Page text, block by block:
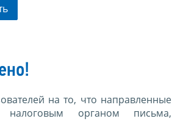
на то, что направленные
органом письма,